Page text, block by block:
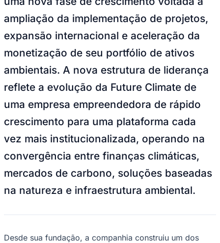
Vitória
MATHEUS PALMQUIST—Foto:Divulgação
A Future Climate anuncia a nomeação de
João Pedro Fernandes e Laura
Albuquerque como novos Co-CEOs da
companhia. A mudança marca o início de
uma nova fase de crescimento voltada à
ampliação da implementação de projetos,